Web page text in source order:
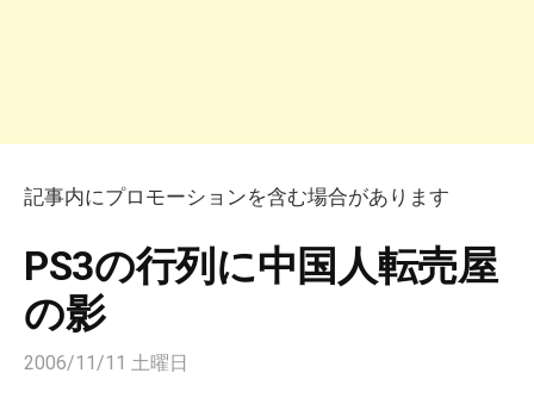
記事内にプロモーションを含む場合があります
PS3の行列に中国人転売屋
の影
2006/11/11 土曜日